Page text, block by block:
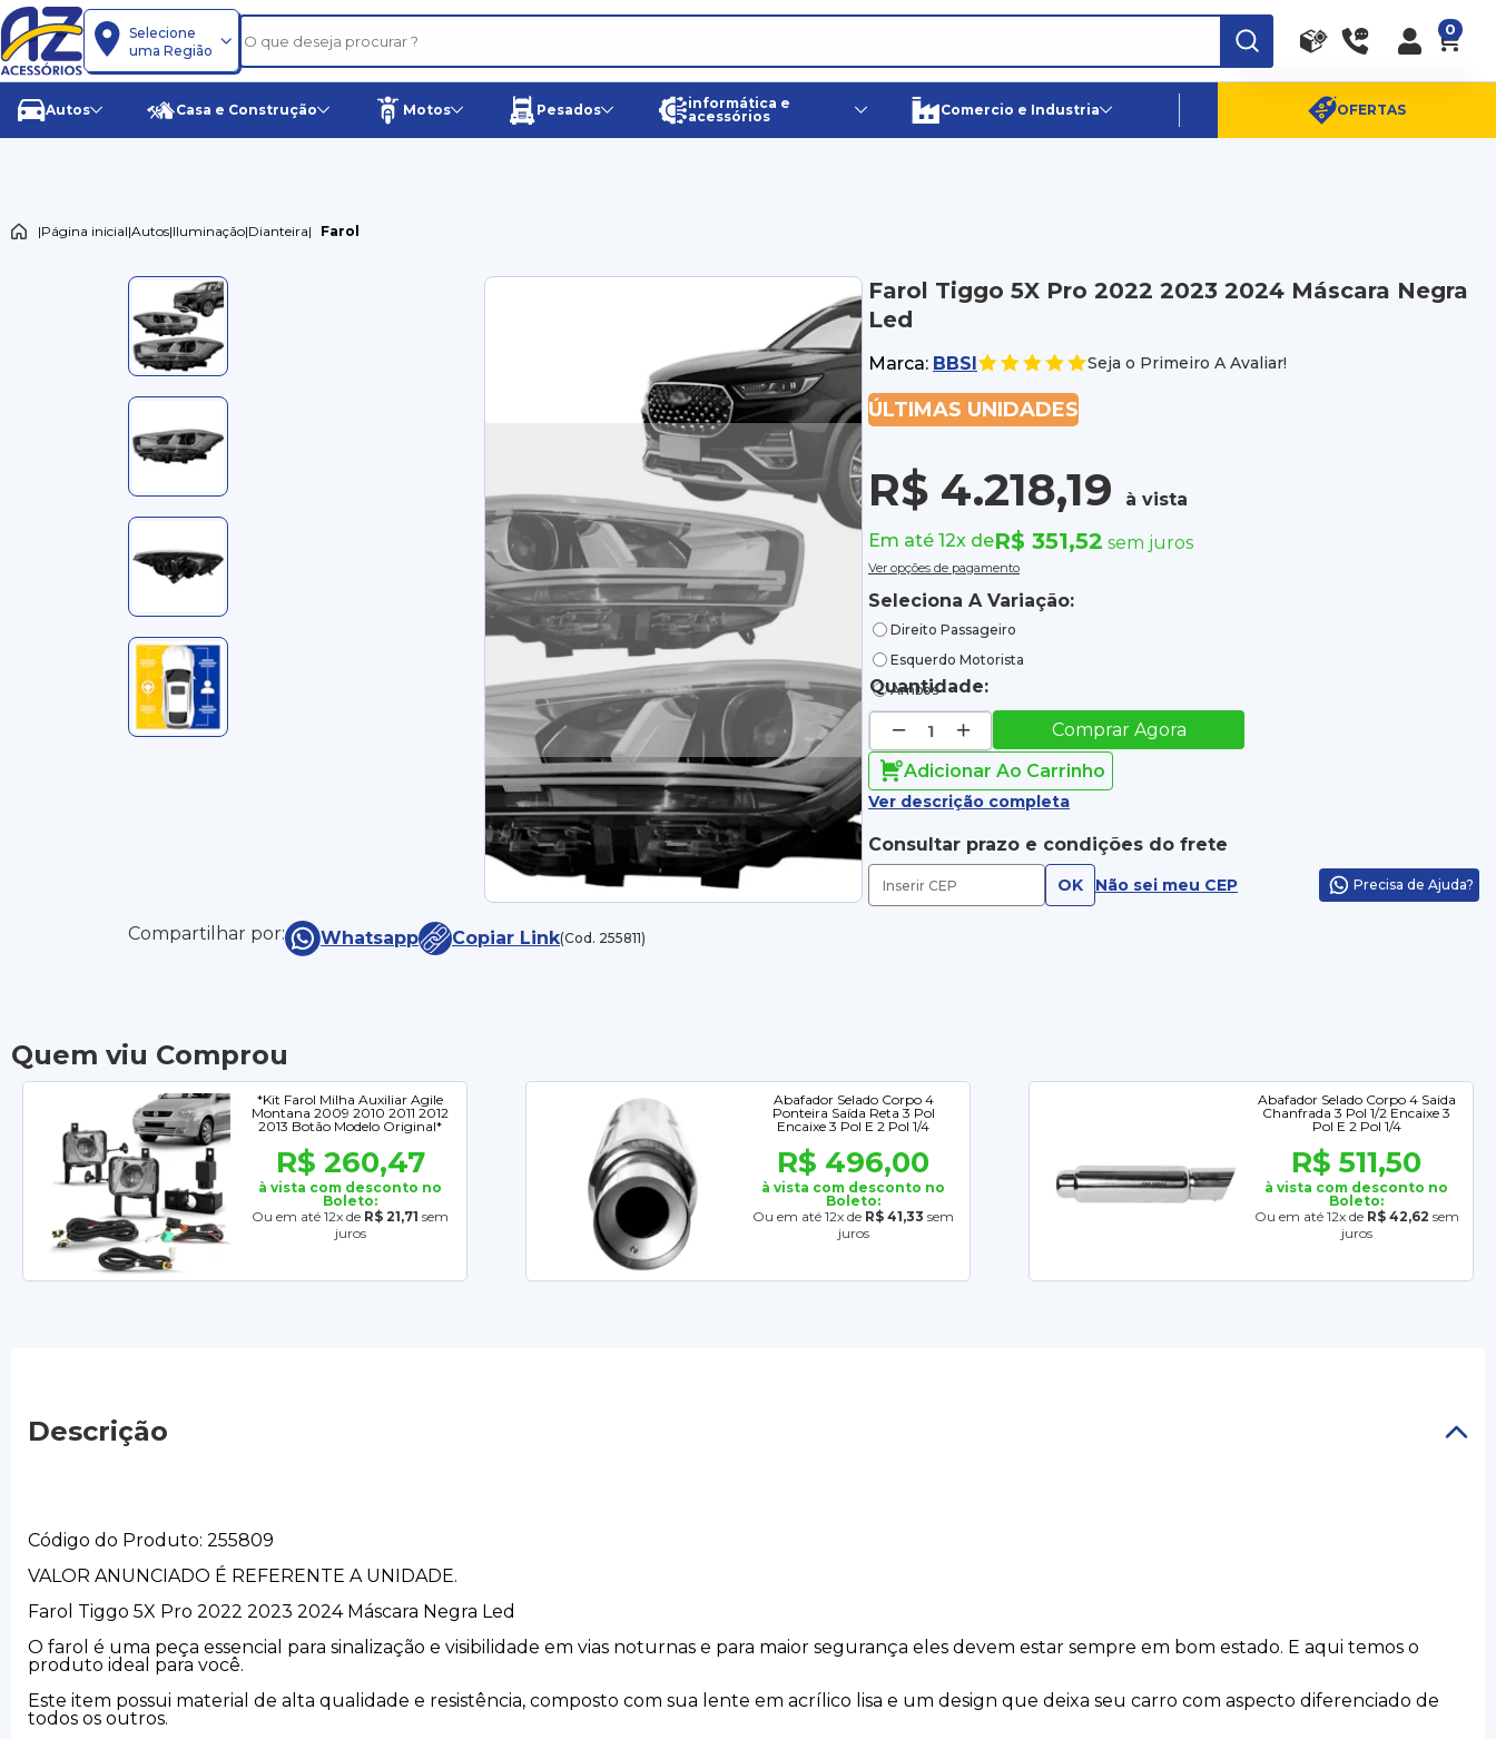
Selecione
uma Região
Canais de Atendimento
(11) 96359-6656
SAC:(11) 4003-0880
0
Autos Casa e Construção Motos Pesados
informática e
acessórios
Comercio e Industria OFERTAS
|Página inicial|Autos|Iluminação|Dianteira| Farol
Compartilhar por: Whatsapp Copiar Link(Cod. 255811)
Farol Tiggo 5X Pro 2022 2023 2024 Máscara Negra
Led
Marca: BBSI Seja o Primeiro A Avaliar!
ÚLTIMAS UNIDADES
R$ 4.218,19
à vista
Em até 12x deR$ 351,52 sem juros
Ver opções de pagamento
Seleciona A Variação:
Direito Passageiro
Esquerdo Motorista
Ambos
Quantidade:
Comprar Agora
Adicionar Ao Carrinho
Ver descrição completa
Consultar prazo e condições do frete
OK Não sei meu CEP Precisa de Ajuda?
Quem viu Comprou
*Kit Farol Milha Auxiliar Agile
Montana 2009 2010 2011 2012
2013 Botão Modelo Original*
R$ 260,47
à vista com desconto no
Boleto:
Ou em até 12x de R$ 21,71 sem
juros
Abafador Selado Corpo 4
Ponteira Saída Reta 3 Pol
Encaixe 3 Pol E 2 Pol 1/4
R$ 496,00
à vista com desconto no
Boleto:
Ou em até 12x de R$ 41,33 sem
juros
Abafador Selado Corpo 4 Saida
Chanfrada 3 Pol 1/2 Encaixe 3
Pol E 2 Pol 1/4
R$ 511,50
à vista com desconto no
Boleto:
Ou em até 12x de R$ 42,62 sem
juros
Descrição
Código do Produto: 255809
VALOR ANUNCIADO É REFERENTE A UNIDADE.
Farol Tiggo 5X Pro 2022 2023 2024 Máscara Negra Led
O farol é uma peça essencial para sinalização e visibilidade em vias noturnas e para maior segurança eles devem estar sempre em bom estado. E aqui temos o
produto ideal para você.
Este item possui material de alta qualidade e resistência, composto com sua lente em acrílico lisa e um design que deixa seu carro com aspecto diferenciado de
todos os outros.